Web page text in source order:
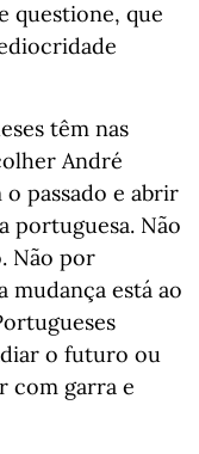
questione, que
têm nas
André
passado e abrir
portuguesa. Não
Não por
mudança está ao
o futuro ou
com garra e